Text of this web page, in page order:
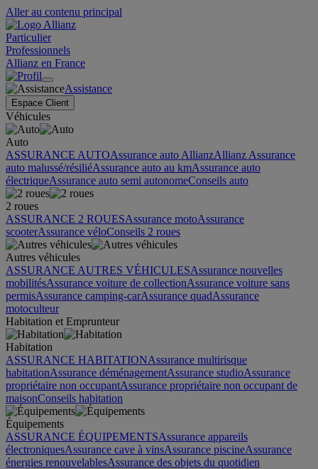
Aller au contenu principal
Particulier
Professionnels
Allianz en France
Assistance
Espace Client
Véhicules
Auto
ASSURANCE AUTOAssurance auto AllianzAllianz Assurance
auto malussé/résiliéAssurance auto au kmAssurance auto
électriqueAssurance auto semi autonomeConseils auto
2 roues
ASSURANCE 2 ROUESAssurance motoAssurance
scooterAssurance véloConseils 2 roues
Autres véhicules
ASSURANCE AUTRES VÉHICULESAssurance nouvelles
mobilitésAssurance voiture de collectionAssurance voiture sans
permisAssurance camping-carAssurance quadAssurance
motoculteur
Habitation et Emprunteur
Habitation
ASSURANCE HABITATIONAssurance multirisque
habitationAssurance déménagementAssurance studioAssurance
propriétaire non occupantAssurance propriétaire non occupant de
maisonConseils habitation
Équipements
ASSURANCE ÉQUIPEMENTSAssurance appareils
électroniquesAssurance cave à vinsAssurance piscineAssurance
énergies renouvelablesAssurance des objets du quotidien